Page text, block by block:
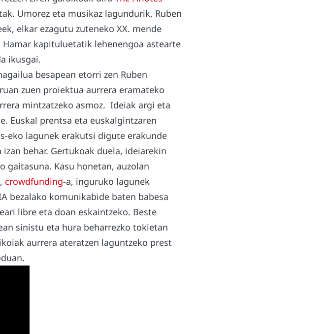
Umorez eta musikaz lagundurik, Ruben
elkar ezagutu zuteneko XX. mende
kapituluetatik lehenengoa astearte
ikusgai.
besapean etorri zen Ruben
zuen proiektua aurrera eramateko
mintzatzeko asmoz. Ideiak argi eta
Euskal prentsa eta euskalgintzaren
eko lagunek erakutsi digute erakunde
behar. Gertukoak duela, ideiarekin
gaitasuna. Kasu honetan, auzolan
crowdfunding-a, inguruko lagunek
bezalako komunikabide baten babesa
libre eta doan eskaintzeko. Beste
sinistu eta hura beharrezko tokietan
aurrera ateratzen laguntzeko prest